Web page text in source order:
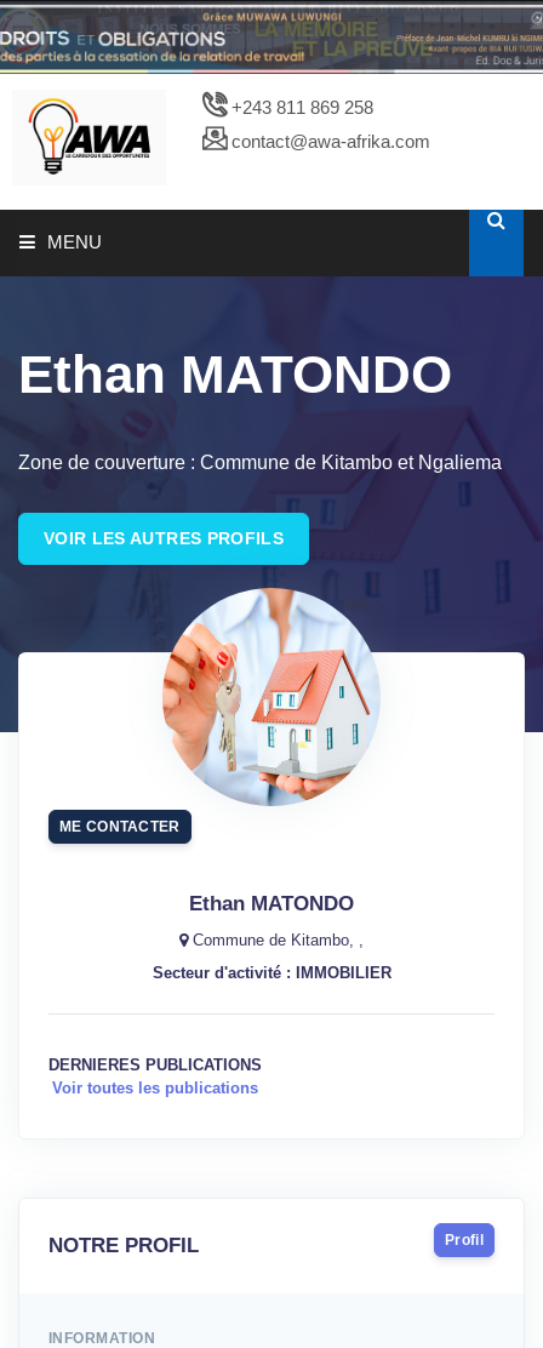
+243 811 869 258
contact@awa-afrika.com
MENU
CATALOGUES
Ethan MATONDO
Zone de couverture : Commune de Kitambo et Ngaliema
VOIR LES AUTRES PROFILS
ME CONTACTER
Ethan MATONDO
Commune de Kitambo, ,
Secteur d'activité : IMMOBILIER
DERNIERES PUBLICATIONS
Voir toutes les publications
NOTRE PROFIL Profil
INFORMATION